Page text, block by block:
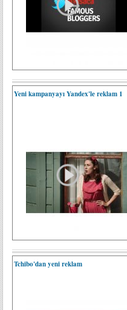
Yeni kampanyayı Yandex'le reklam 1
Tchibo'dan yeni reklam